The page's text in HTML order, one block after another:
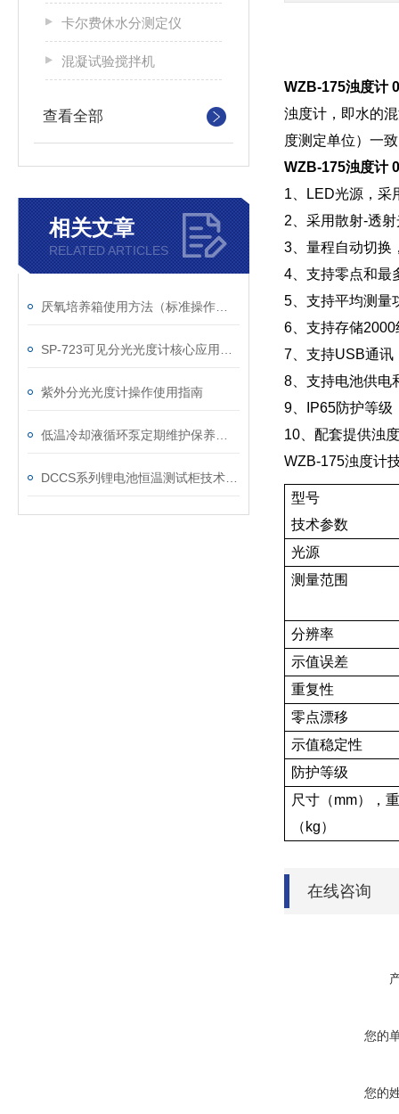
卡尔费休水分测定仪
混凝试验搅拌机
查看全部
相关文章
RELATED ARTICLES
紫外分光光度计操作使用指南
WZB-175浊度计
浊度计，即水的
度测定单位）一
WZB-175浊度计
1、LED光源，采
2、采用散射-透
3、量程自动切换
4、支持零点和最
5、支持平均测量
6、支持存储
7、支持USB通讯
8、支持电池供电
9、IP65防护等级
10、配套提供浊
WZB-175浊度计
型号
技术参数
光源
测量范围
分辨率
示值误差
重复性
零点漂移
示值稳定性
防护等级
尺寸（mm），
（kg）
在线咨询
您的
您的